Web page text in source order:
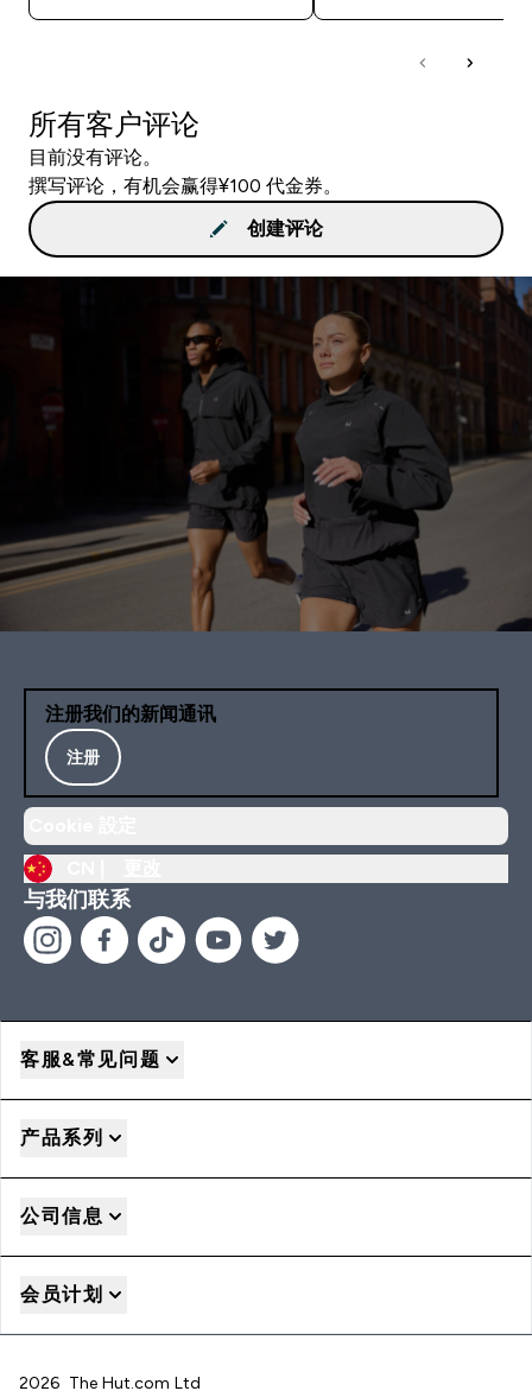
所有客户评论
目前没有评论。
撰写评论，有机会赢得¥100 代金券。
创建评论
注册我们的新闻通讯
注册
与我们联系
客服&常见问题
产品系列
公司信息
会员计划
2026 The Hut.com Ltd